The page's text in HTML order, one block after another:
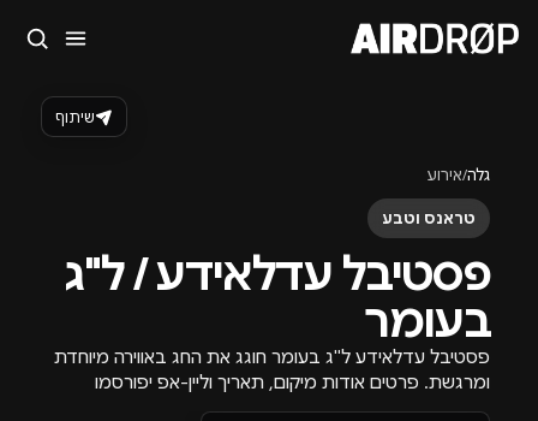
גלה/אירוע
טראנס וטבע
פסטיבל עדלאידע / ל"ג
בעומר
פסטיבל עדלאידע ל"ג בעומר חוגג את החג באווירה מיוחדת
ומרגשת. פרטים אודות מיקום, תאריך וליין-אפ יפורסמו
בקרוב.
שיתוף
סגור